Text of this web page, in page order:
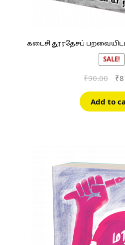
கடைசி தூரதேசப்
SALE!
₹90.00
was:
₹
Add to